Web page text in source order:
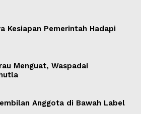
Kesiapan Pemerintah Hadapi
Menguat, Waspadai
Anggota di Bawah Label